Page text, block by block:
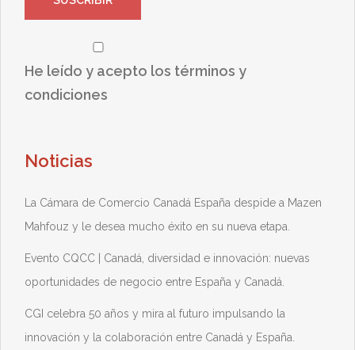
He leído y acepto los términos y
condiciones
Noticias
La Cámara de Comercio Canadá España despide a Mazen
Mahfouz y le desea mucho éxito en su nueva etapa.
Evento CQCC | Canadá, diversidad e innovación: nuevas
oportunidades de negocio entre España y Canadá.
CGI celebra 50 años y mira al futuro impulsando la
innovación y la colaboración entre Canadá y España.